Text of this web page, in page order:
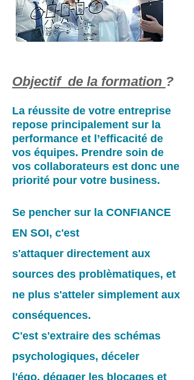
Objectif de la formation ?
La réussite de votre entreprise
repose principalement sur la
performance et l’efficacité de
vos équipes. Prendre soin de
vos collaborateurs est donc une
priorité pour votre business.
Se pencher sur la CONFIANCE
EN SOI, c'est
s'attaquer directement aux
sources des problèmatiques, et
ne plus s'atteler simplement aux
conséquences.
C'est s'extraire des schémas
psychologiques, déceler
l'égo, dégager les blocages et